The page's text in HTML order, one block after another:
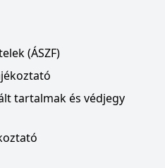
(ÁSZF)
tartalmak és védjegy